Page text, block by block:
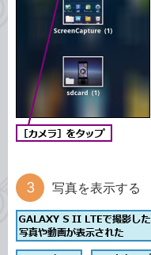
写真を表示する